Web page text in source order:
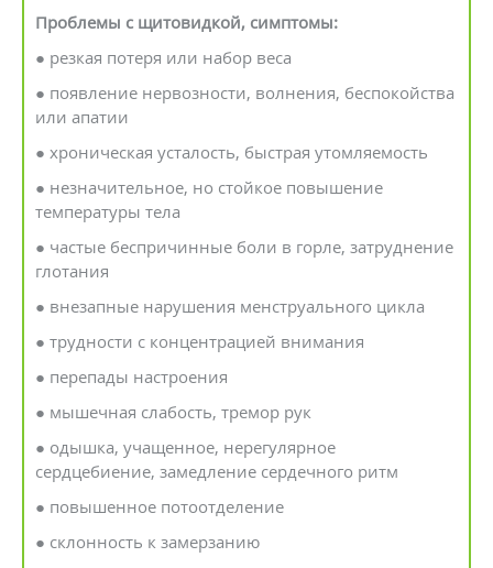
Проблемы с щитовидкой, симптомы:
● резкая потеря или набор веса
● появление нервозности, волнения, беспокойства
или апатии
● хроническая усталость, быстрая утомляемость
● незначительное, но стойкое повышение
температуры тела
● частые беспричинные боли в горле, затруднение
глотания
● внезапные нарушения менструального цикла
● трудности с концентрацией внимания
● перепады настроения
● мышечная слабость, тремор рук
● одышка, учащенное, нерегулярное
сердцебиение, замедление сердечного ритм
● повышенное потоотделение
● склонность к замерзанию